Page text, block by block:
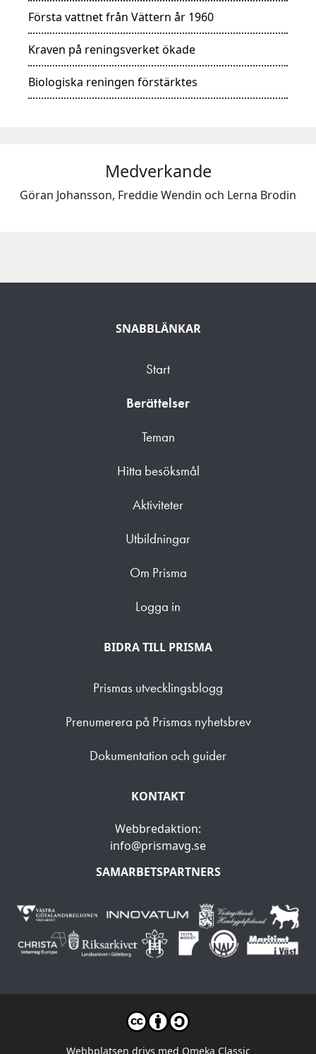
Första vattnet från Vättern år 1960
Kraven på reningsverket ökade
Biologiska reningen förstärktes
Medverkande
Göran Johansson, Freddie Wendin och Lerna Brodin
SNABBLÄNKAR
Start
Berättelser
Teman
Hitta besöksmål
Aktiviteter
Utbildningar
Om Prisma
Logga in
BIDRA TILL PRISMA
Prismas utvecklingsblogg
Prenumerera på Prismas nyhetsbrev
Dokumentation och guider
KONTAKT
Webbredaktion:
info@prismavg.se
SAMARBETSPARTNERS
Webbplatsen drivs med Omeka Classic